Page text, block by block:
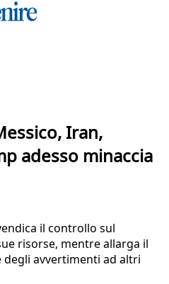
Iran,
adesso minaccia
il controllo sul
risorse, mentre allarga il
avvertimenti ad altri